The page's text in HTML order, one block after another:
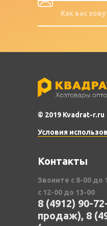
© 2019 Kvadrat-r.ru
Условия
Контакты
Звоните с 8-00 до
с 12-00 до 13-00
8 (4912) 90-
продаж), 8